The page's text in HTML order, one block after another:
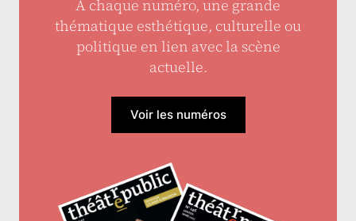
À chaque numéro, une grande
thématique esthétique, culturelle ou
politique en lien avec la scène
actuelle.
Voir les numéros